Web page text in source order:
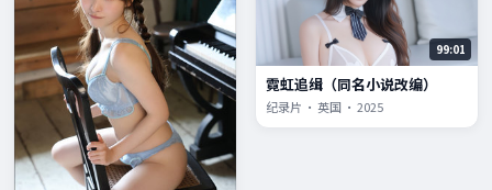
99:01
霓虹追缉（同名小说改编）
纪录片 · 英国 · 2025